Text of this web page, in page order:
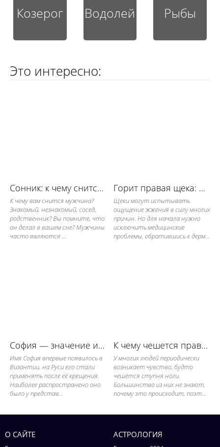
Козерог Водолей Рыбы
Это интересно:
Сонник: к чему снится мужчина во сне для женщины?
К чему вам снится мужчина?
Знакомый, незнакомый, сосед,
родственник? Вы помните, что
он делал в вашем сне? Мужчины
часто являются ...
Горит правая щека: примета
Щеки могут испытывать
ощущение жжения в силу многих
причин. Но для начала нужно
исключить медицинские
проблемы, обратившись к дерм...
София — значение имени, его судьба и характер
Имя София впервые появилось в
Византии, на Руси его стали
применять после её крещения.
Наиболее распространено оно
было у представ...
К чему чешется правая ступня: приметы
У многих людей периодически
возникает чувство, будто
чешется ступня ноги.
Большинство из них не знают,
почему это происходит, поэт...
О САЙТЕ АСТРОЛОГИЯ